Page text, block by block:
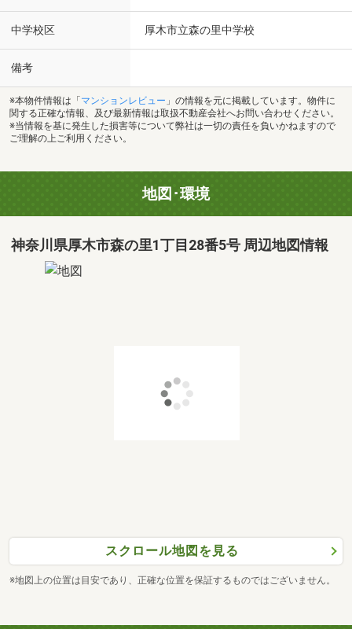
中学校区 厚木市立森の里中学校
備考
※本物件情報は「 マンションレビュー 」の情報を元に掲載しています。物件に
関する正確な情報、及び最新情報は取扱不動産会社へお問い合わせください。
※当情報を基に発生した損害等について弊社は一切の責任を負いかねますので
ご理解の上ご利用ください。
地図･環境
神奈川県厚木市森の里1丁目28番5号 周辺地図情報
スクロール地図を見る
※地図上の位置は目安であり、正確な位置を保証するものではございません。